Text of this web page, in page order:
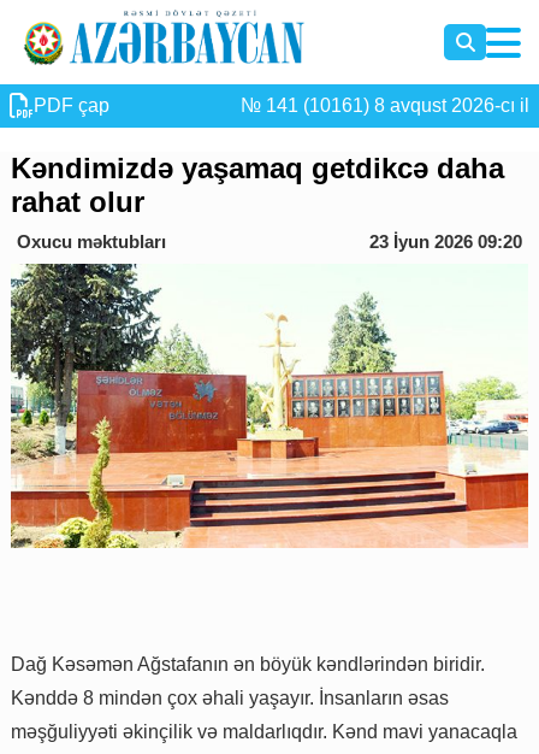
PDF çap № 141 (10161) 8 avqust 2026-cı il
Kəndimizdə yaşamaq getdikcə daha
rahat olur
Oxucu məktubları 23 İyun 2026 09:20
Dağ Kəsəmən Ağstafanın ən böyük kəndlərindən biridir.
Kənddə 8 mindən çox əhali yaşayır. İnsanların əsas
məşğuliyyəti əkinçilik və maldarlıqdır. Kənd mavi yanacaqla